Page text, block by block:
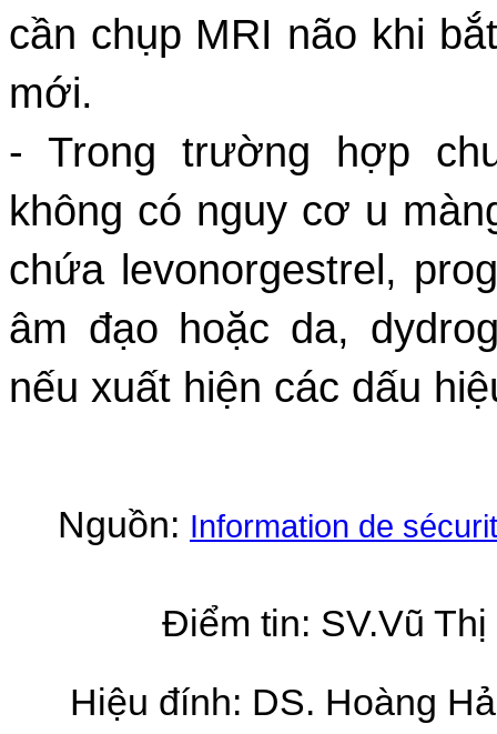
cần chụp MRI não khi
mới.
- Trong trường hợp
không có nguy cơ u
chứa levonorgestrel,
âm đạo hoặc da,
nếu xuất hiện các dấu
Nguồn: Information de
Điểm tin: SV.Vũ Thị
Hiệu đính: DS. Hoàng